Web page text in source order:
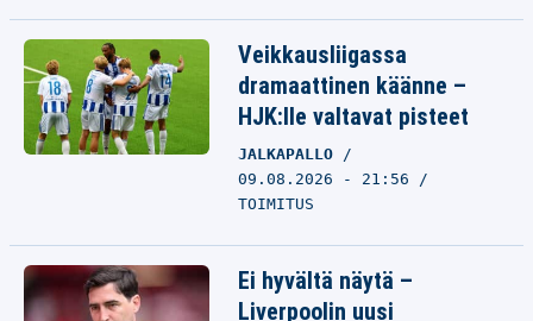
Veikkausliigassa
dramaattinen käänne –
HJK:lle valtavat pisteet
JALKAPALLO
09.08.2026 - 21:56
TOIMITUS
Ei hyvältä näytä –
Liverpoolin uusi